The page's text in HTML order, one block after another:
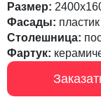
Размер:
Фасады: пластик
Столешница:
Фартук: